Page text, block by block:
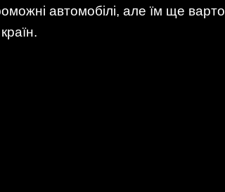
автомобілі, але їм ще варто